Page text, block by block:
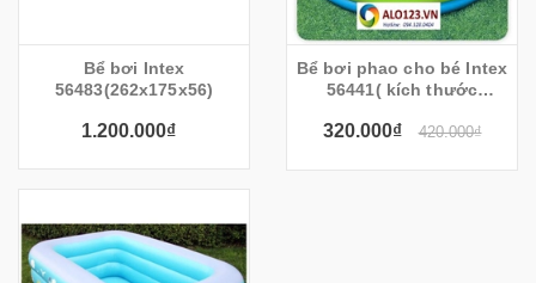
Bể bơi Intex
56483(262x175x56)
1.200.000₫
Bể bơi phao cho bé Intex
56441( kích thước
320.000₫ 420.000₫